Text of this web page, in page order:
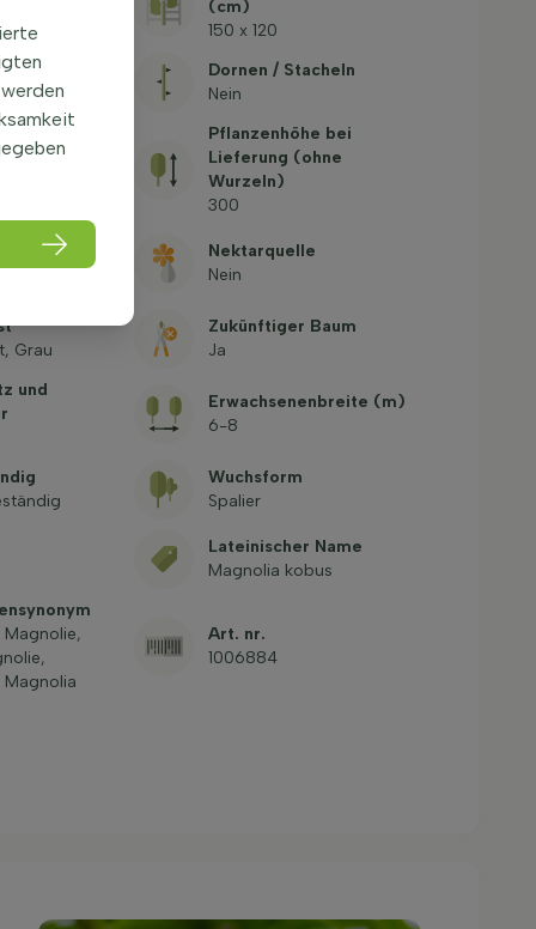
(cm)
150 x 120
Dornen / Stacheln
Nein
Pflanzenhöhe bei
Lieferung (ohne
Wurzeln)
300
Pyramide
Nektarquelle
Nein
Grau
Zukünftiger Baum
Ja
und
Erwachsenenbreite (m)
6-8
Wuchsform
Spalier
Lateinischer Name
Magnolia kobus
Magnolie,
Magnolia
Art. nr.
1006884